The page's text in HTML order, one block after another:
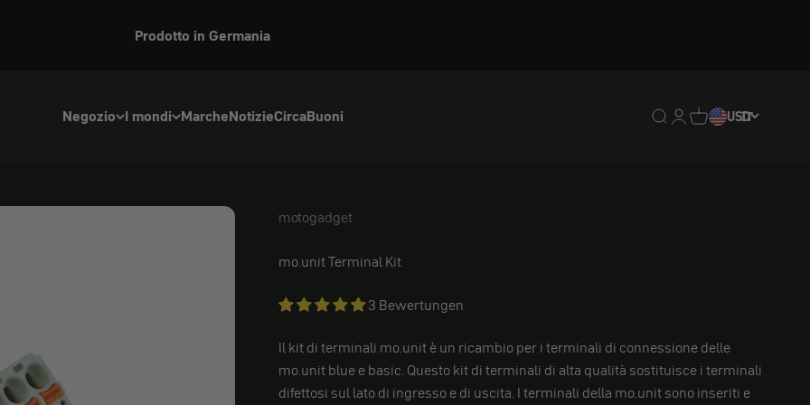
Prodotto in Germania
Negozio I mondi MarcheNotizieCircaBuoni Traduzione mancante:
Traduzione
Traduzione
USD
IT
motogadget
motogadget
mo.unit Terminal Kit
3 Bewertungen
Il kit di terminali mo.unit è un ricambio per i terminali di connessione delle
mo.unit blue e basic. Questo kit di terminali di alta qualità sostituisce i terminali
difettosi sul lato di ingresso e di uscita. I terminali della mo.unit sono inseriti e